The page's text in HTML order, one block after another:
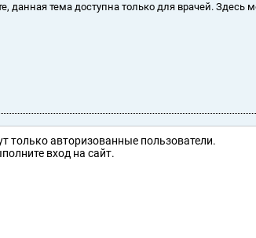
данная тема доступна только для врачей. Здесь
только авторизованные пользователи.
вход на сайт.